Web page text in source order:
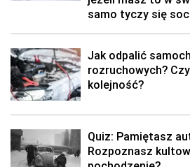
samo tyczy się
Jak odpalić
rozruchowych?
kolejność?
Quiz: Pamiętasz
Rozpoznasz